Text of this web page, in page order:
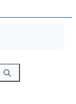
Cerca nei forum
Cerca nei forum